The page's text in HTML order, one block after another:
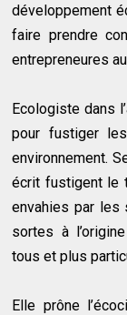
développement
faire prendre
entrepreneures
Ecologiste dans
pour fustiger
environnement.
écrit fustigent le
envahies par
sortes à
tous et plus
Elle prône